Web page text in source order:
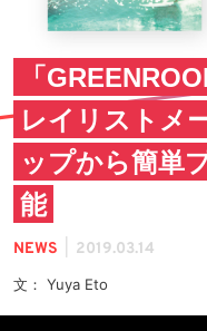
「
レイリストメ
ップから簡単
能
NEWS 2019.03.14
文： Yuya Eto